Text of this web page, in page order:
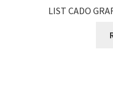
LIST CADO